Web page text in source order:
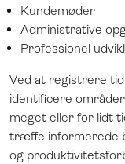
Kundemøder
Administrative
Professionel
Ved at registrere
identificere
meget eller for lidt
træffe informerede
og